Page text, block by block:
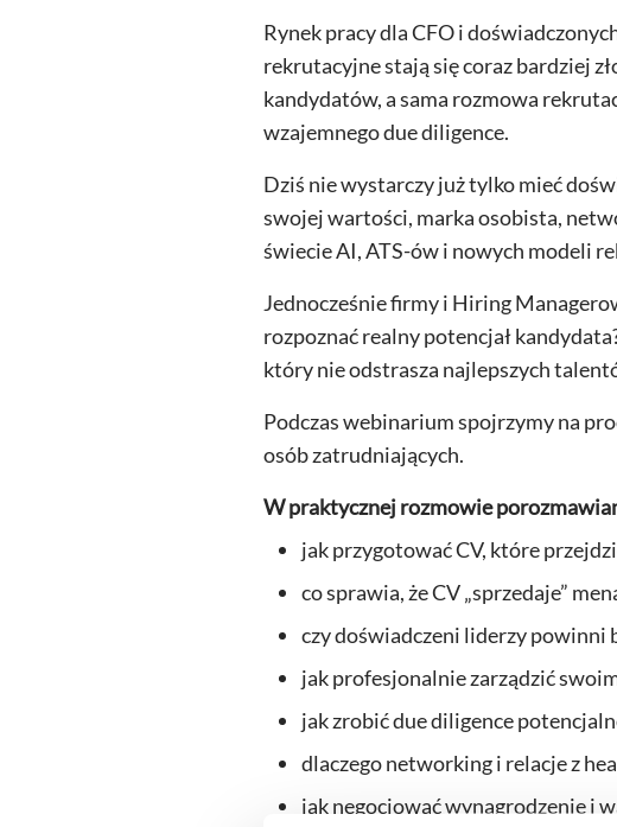
Rynek pracy dla CFO i
rekrutacyjne stają się coraz bardziej
kandydatów, a sama rozmowa
wzajemnego due diligence.
Dziś nie wystarczy już tylko mieć
swojej wartości, marka osobista,
świecie AI, ATS-ów i nowych modeli
Jednocześnie firmy i Hiring
rozpoznać realny potencjał
który nie odstrasza najlepszych
Podczas webinarium spojrzymy na
osób zatrudniających.
W praktycznej rozmowie
jak przygotować CV, które
co sprawia, że CV „sprzedaje”
czy doświadczeni liderzy powinni
jak profesjonalnie zarządzić
jak zrobić due diligence
dlaczego networking i relacje z
jak negocjować wynagrodzenie i